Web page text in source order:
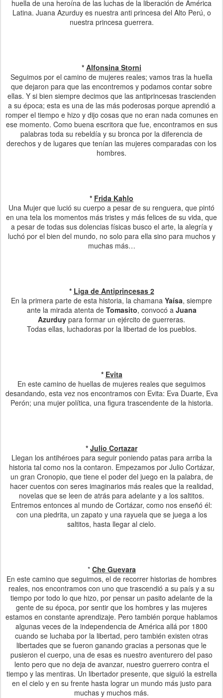
huella de una heroína de las luchas de la liberación de América
Latina. Juana Azurduy es nuestra anti princesa del Alto Perú, o
nuestra princesa guerrera.
* Alfonsina Storni
Seguimos por el camino de mujeres reales; vamos tras la huella
que dejaron para que las encontremos y podamos contar sobre
ellas. Y si bien siempre decimos que las antiprincesas trascienden
a su época; esta es una de las más poderosas porque aprendió a
romper el tiempo e hizo y dijo cosas que no eran nada comunes en
ese momento. Como buena escritora que fue, encontramos en sus
palabras toda su rebeldía y su bronca por la diferencia de
derechos y de lugares que tenían las mujeres comparadas con los
hombres.
* Frida Kahlo
Una Mujer que lució su cuerpo a pesar de su renguera, que pintó
en una tela los momentos más tristes y más felices de su vida, que
a pesar de todas sus dolencias físicas busco el arte, la alegría y
luchó por el bien del mundo, no solo para ella sino para muchos y
muchas más…
* Liga de Antiprincesas 2
En la primera parte de esta historia, la chamana Yaísa, siempre
ante la mirada atenta de Tomasito, convocó a Juana
Azurduy para formar un ejército de guerreras.
Todas ellas, luchadoras por la libertad de los pueblos.
* Evita
En este camino de huellas de mujeres reales que seguimos
desandando, esta vez nos encontramos con Evita: Eva Duarte, Eva
Perón; una mujer política, una figura trascendente de la historia.
* Julio Cortazar
Llegan los antihéroes para seguir poniendo patas para arriba la
historia tal como nos la contaron. Empezamos por Julio Cortázar,
un gran Cronopio, que tiene el poder del juego en la palabra, de
hacer cuentos con seres imaginarios más reales que la realidad,
novelas que se leen de atrás para adelante y a los saltitos.
Entremos entonces al mundo de Cortázar, como nos enseñó él:
con una piedrita, un zapato y una rayuela que se juega a los
saltitos, hasta llegar al cielo.
* Che Guevara
En este camino que seguimos, el de recorrer historias de hombres
reales, nos encontramos con uno que trascendió a su país y a su
tiempo por todo lo que hizo, por pensar un pasito adelante de la
gente de su época, por sentir que los hombres y las mujeres
estamos en constante aprendizaje. Pero también porque hablamos
algunas veces de la independencia de América allá por 1800
cuando se luchaba por la libertad, pero también existen otras
libertades que se fueron ganando gracias a personas que le
pusieron el cuerpo, una de esas es nuestro aventurero del paso
lento pero que no deja de avanzar, nuestro guerrero contra el
tiempo y las mentiras. Un libertador presente, que siguió la estrella
en el cielo y en su frente hasta lograr un mundo más justo para
muchas y muchos más.